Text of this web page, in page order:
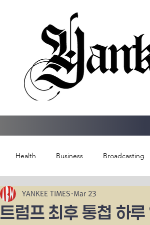
Health Business Broadcasting
트럼프 최후 통첩 하
YANKEE TIMES Mar 23